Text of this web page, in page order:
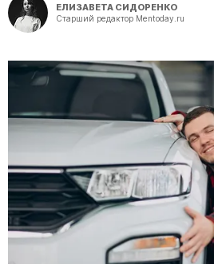
ЕЛИЗАВЕТА СИДОРЕНКО
Старший редактор Mentoday.ru